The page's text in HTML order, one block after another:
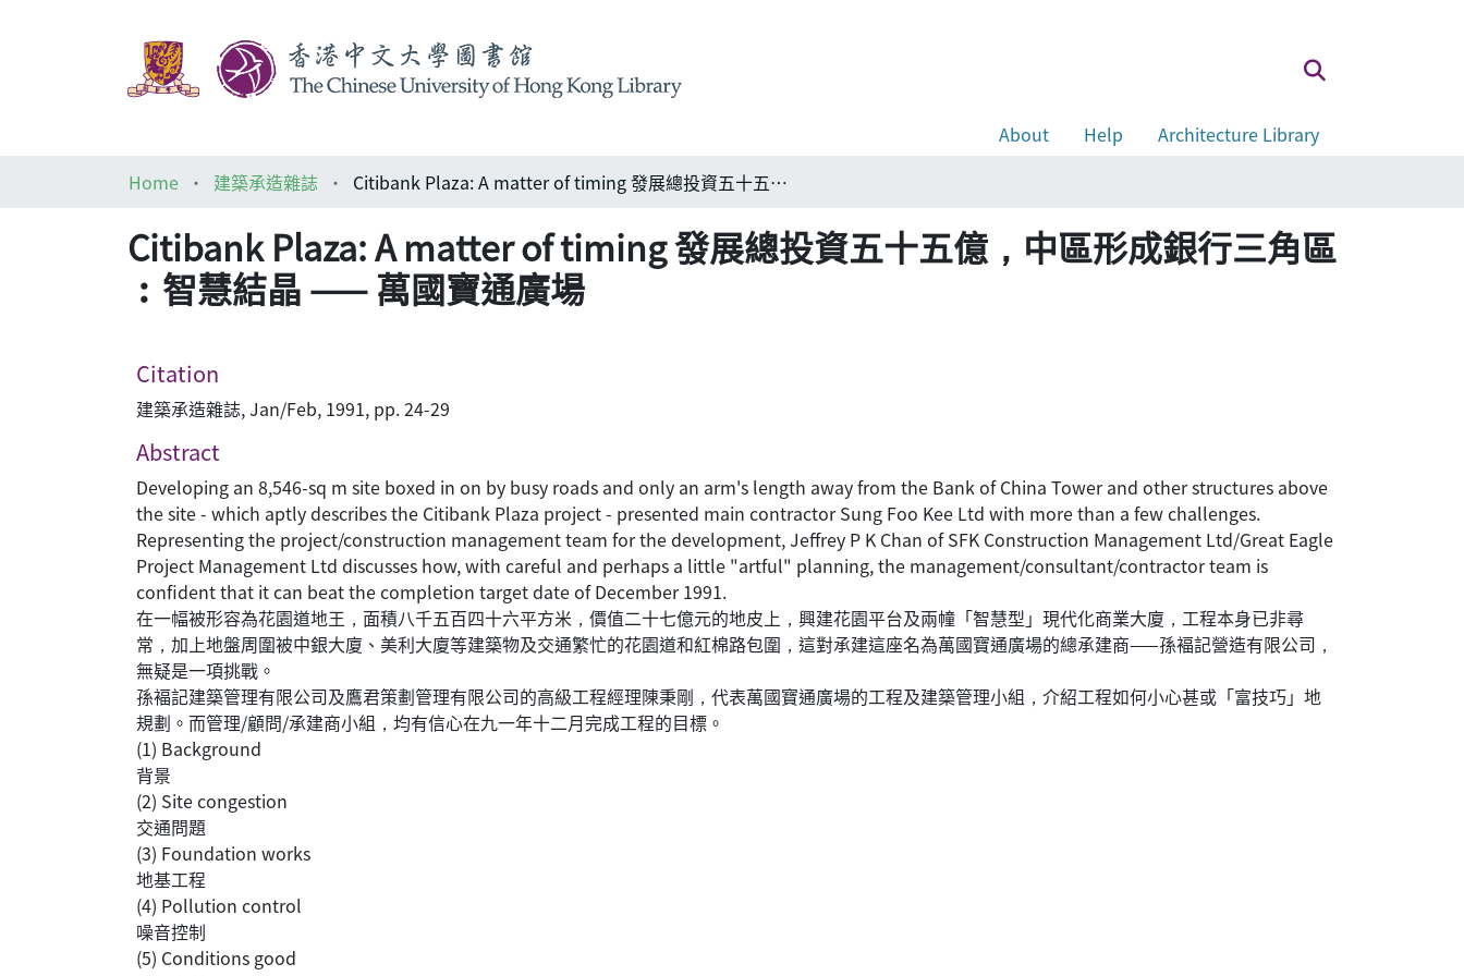
About Help
Architecture Library
Home
建築承造雜誌 Citibank Plaza: A matter of timing 發展總投資五十五億，中區形成銀行三角區︰智慧結晶 —— 萬國寶通廣場
Citibank Plaza: A matter of timing 發展總投資五十五億，中區形成銀行三角區
︰智慧結晶 —— 萬國寶通廣場
Citation
建築承造雜誌, Jan/Feb, 1991, pp. 24-29
Abstract
Developing an 8,546-sq m site boxed in on by busy roads and only an arm's length away from the Bank of China Tower and other structures above
the site - which aptly describes the Citibank Plaza project - presented main contractor Sung Foo Kee Ltd with more than a few challenges.
Representing the project/construction management team for the development, Jeffrey P K Chan of SFK Construction Management Ltd/Great Eagle
Project Management Ltd discusses how, with careful and perhaps a little "artful" planning, the management/consultant/contractor team is
confident that it can beat the completion target date of December 1991.
在一幅被形容為花園道地王，面積八千五百四十六平方米，價值二十七億元的地皮上，興建花園平台及兩幢「智慧型」現代化商業大廈，工程本身已非尋
常，加上地盤周圍被中銀大廈、美利大廈等建築物及交通繁忙的花園道和紅棉路包圍，這對承建這座名為萬國寶通廣場的總承建商——孫褔記營造有限公司，
無疑是一項挑戰。
孫褔記建築管理有限公司及鷹君策劃管理有限公司的高級工程經理陳秉剛，代表萬國寶通廣場的工程及建築管理小組，介紹工程如何小心甚或「富技巧」地
規劃。而管理/顧問/承建商小組，均有信心在九一年十二月完成工程的目標。
(1) Background
背景
(2) Site congestion
交通問題
(3) Foundation works
地基工程
(4) Pollution control
噪音控制
(5) Conditions good